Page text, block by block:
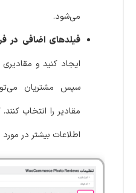
می‌شود.
فیلدهای اضافی در
ایجاد کنید و مقادیری
سپس مشتریان
مقادیر را انتخاب کنند.
اطلاعات بیشتر در